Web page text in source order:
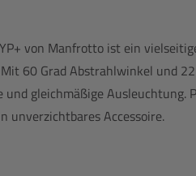
von Manfrotto ist ein
60 Grad Abstrahlwinkel und
gleichmäßige Ausleuchtung.
unverzichtbares Accessoire.